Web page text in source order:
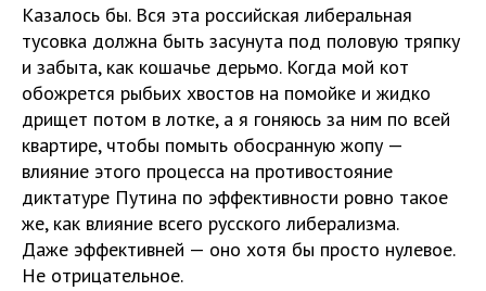
Казалось бы. Вся эта российская либеральная
тусовка должна быть засунута под половую тряпку
и забыта, как кошачье дерьмо. Когда мой кот
обожрется рыбьих хвостов на помойке и жидко
дрищет потом в лотке, а я гоняюсь за ним по всей
квартире, чтобы помыть обосранную жопу —
влияние этого процесса на противостояние
диктатуре Путина по эффективности ровно такое
же, как влияние всего русского либерализма.
Даже эффективней — оно хотя бы просто нулевое.
Не отрицательное.